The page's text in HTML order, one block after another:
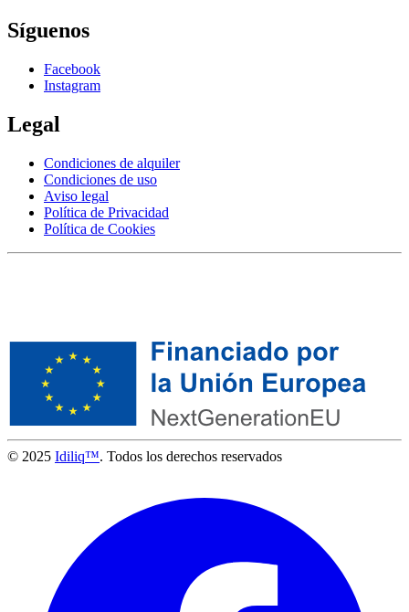
Síguenos
Facebook
Instagram
Legal
Condiciones de alquiler
Condiciones de uso
Aviso legal
Política de Privacidad
Política de Cookies
© 2025 Idiliq™. Todos los derechos reservados